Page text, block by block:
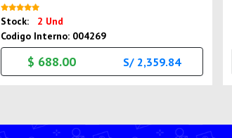
Stock:
2 Und
Codigo Interno: 004269
$ 688.00 S/ 2,359.84